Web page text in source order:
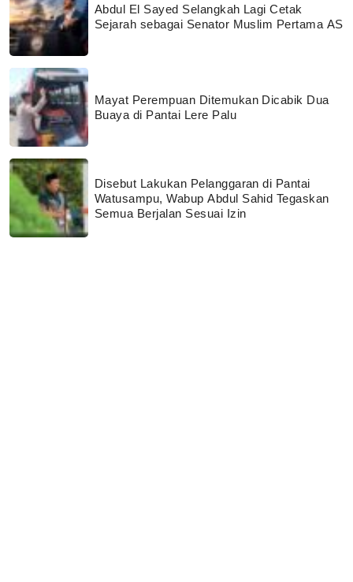
Abdul El Sayed Selangkah Lagi Cetak
Sejarah sebagai Senator Muslim Pertama AS
Mayat Perempuan Ditemukan Dicabik Dua
Buaya di Pantai Lere Palu
Disebut Lakukan Pelanggaran di Pantai
Watusampu, Wabup Abdul Sahid Tegaskan
Semua Berjalan Sesuai Izin